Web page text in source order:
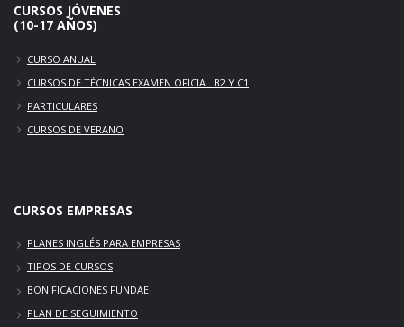
CURSOS JÓVENES
(10-17 AÑOS)
CURSO ANUAL
CURSOS DE TÉCNICAS EXAMEN OFICIAL B2 Y C1
PARTICULARES
CURSOS DE VERANO
CURSOS EMPRESAS
PLANES INGLÉS PARA EMPRESAS
TIPOS DE CURSOS
BONIFICACIONES FUNDAE
PLAN DE SEGUIMIENTO